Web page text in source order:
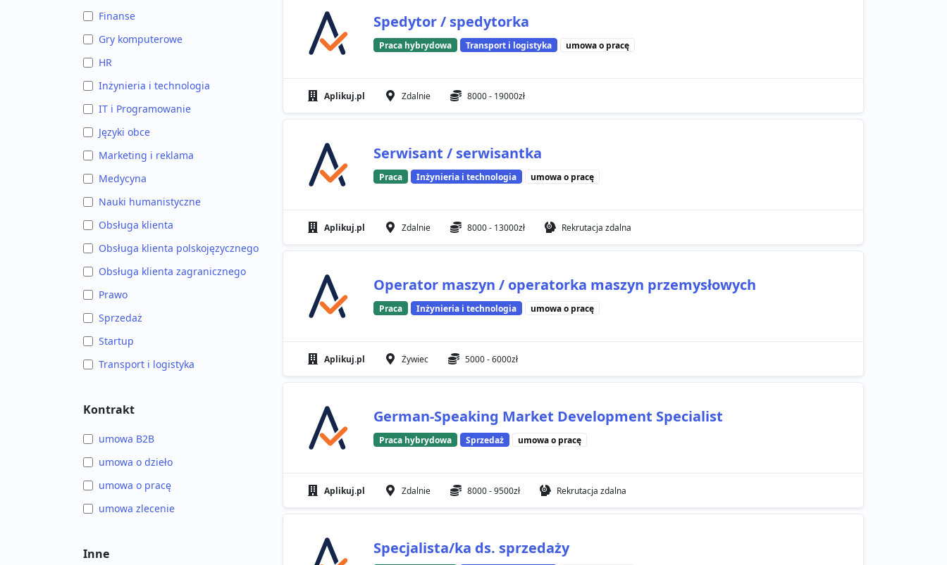
Finanse
Gry komputerowe
HR
Inżynieria i technologia
IT i Programowanie
Języki obce
Marketing i reklama
Medycyna
Nauki humanistyczne
Obsługa klienta
Obsługa klienta polskojęzycznego
Obsługa klienta zagranicznego
Prawo
Sprzedaż
Startup
Transport i logistyka
Kontrakt
umowa B2B
umowa o dzieło
umowa o pracę
umowa zlecenie
Inne
Spedytor / spedytorka
Praca hybrydowa Transport i logistyka umowa o pracę
Aplikuj.pl Zdalnie 8000 - 19000zł
Serwisant / serwisantka
Praca Inżynieria i technologia umowa o pracę
Aplikuj.pl Zdalnie 8000 - 13000zł Rekrutacja zdalna
Operator maszyn / operatorka maszyn przemysłowych
Praca Inżynieria i technologia umowa o pracę
Aplikuj.pl Żywiec 5000 - 6000zł
German-Speaking Market Development Specialist
Praca hybrydowa Sprzedaż umowa o pracę
Aplikuj.pl Zdalnie 8000 - 9500zł Rekrutacja zdalna
Specjalista/ka ds. sprzedaży